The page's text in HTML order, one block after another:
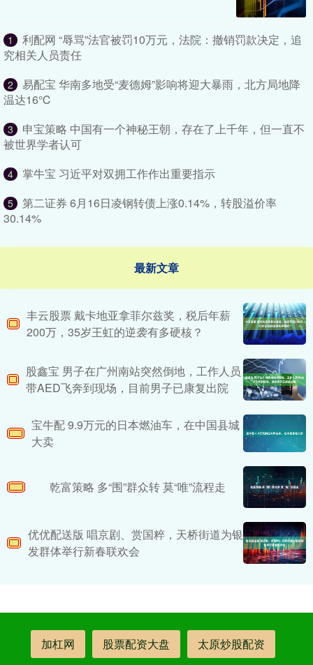
1
利配网 “辱骂”法官被罚10万元，法院：撤销罚款决定，追
究相关人员责任
2
易配宝 华南多地受“麦德姆”影响将迎大暴雨，北方局地降
温达16℃
3
申宝策略 中国有一个神秘王朝，存在了上千年，但一直不
被世界学者认可
4 掌牛宝 习近平对双拥工作作出重要指示
5
第二证券 6月16日凌钢转债上涨0.14%，转股溢价率
30.14%
最新文章
丰云股票 戴卡地亚拿菲尔兹奖，税后年薪
200万，35岁王虹的逆袭有多硬核？
股鑫宝 男子在广州南站突然倒地，工作人员
带AED飞奔到现场，目前男子已康复出院
宝牛配 9.9万元的日本燃油车，在中国县城
大卖
乾富策略 多“围”群众转 莫“唯”流程走
优优配送版 唱京剧、赏国粹，天桥街道为银
发群体举行新春联欢会
加杠网 股票配资大盘 太原炒股配资